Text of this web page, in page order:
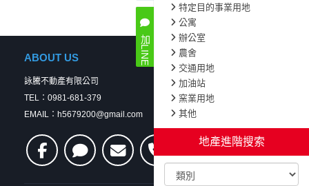
特定目的事業用地
公寓
辦公室
農舍
交通用地
加油站
窯業用地
其他
地產進階搜索
加LINE
ABOUT US
詠騰不動產有限公司
TEL：0981-681-379
EMAIL：h5679200@gmail.com